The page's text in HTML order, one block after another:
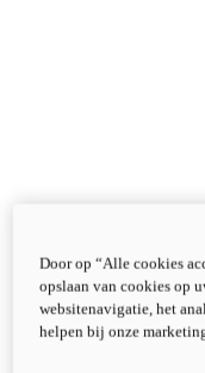
Door op “Alle cookies
opslaan van cookies op
websitenavigatie, het
helpen bij onze